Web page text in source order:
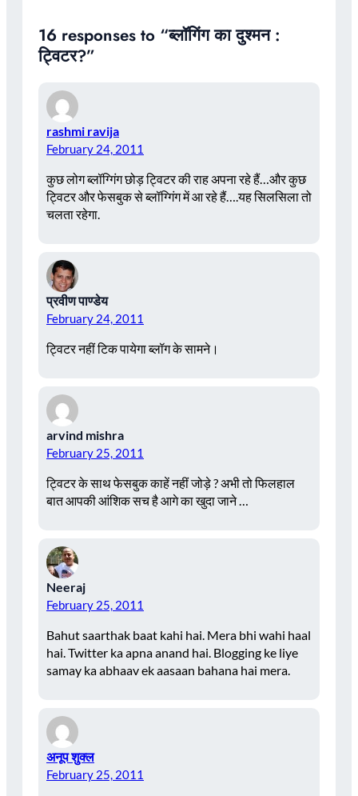
16 responses to “ब्लॉगिंग का दुश्मन :
ट्विटर?”
rashmi ravija
February 24, 2011
कुछ लोग ब्लॉग्गिंग छोड़ ट्विटर की राह अपना रहे हैं…और कुछ
ट्विटर और फेसबुक से ब्लॉग्गिंग में आ रहे हैं….यह सिलसिला तो
चलता रहेगा.
प्रवीण पाण्डेय
February 24, 2011
ट्विटर नहीं टिक पायेगा ब्लॉग के सामने।
arvind mishra
February 25, 2011
ट्विटर के साथ फेसबुक काहें नहीं जोड़े ? अभी तो फिलहाल
बात आपकी आंशिक सच है आगे का खुदा जाने …
Neeraj
February 25, 2011
Bahut saarthak baat kahi hai. Mera bhi wahi haal
hai. Twitter ka apna anand hai. Blogging ke liye
samay ka abhaav ek aasaan bahana hai mera.
अनूप शुक्ल
February 25, 2011